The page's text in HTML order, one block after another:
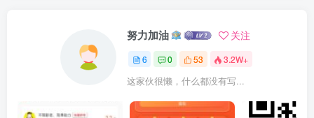
努力加油 关注
6 0 53 3.2W+
这家伙很懒，什么都没有写...